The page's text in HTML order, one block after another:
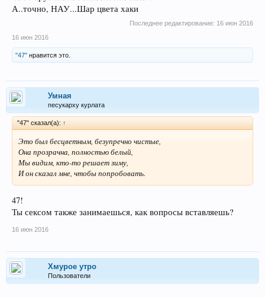
А..точно, НАУ...Шар цвета хаки
Последнее редактирование: 16 июн 2016
16 июн 2016
"47" нравится это.
Умная
песукарху курлата
"47" сказал(а): ↑
Это был бесцветным, безупречно чистые,
Она прозрачна, полностью белый,
Мы видим, кто-то решает зиму,
И он сказал мне, чтобы попробовать.
47!
Ты сексом также занимаешься, как вопросы вставляешь?
16 июн 2016
Хмурое утро
Пользователи